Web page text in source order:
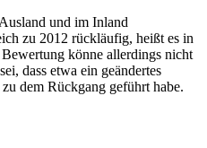
und im Inland
zu 2012 rückläufig, heißt es in
könne allerdings nicht
dass etwa ein geändertes
dem Rückgang geführt habe.